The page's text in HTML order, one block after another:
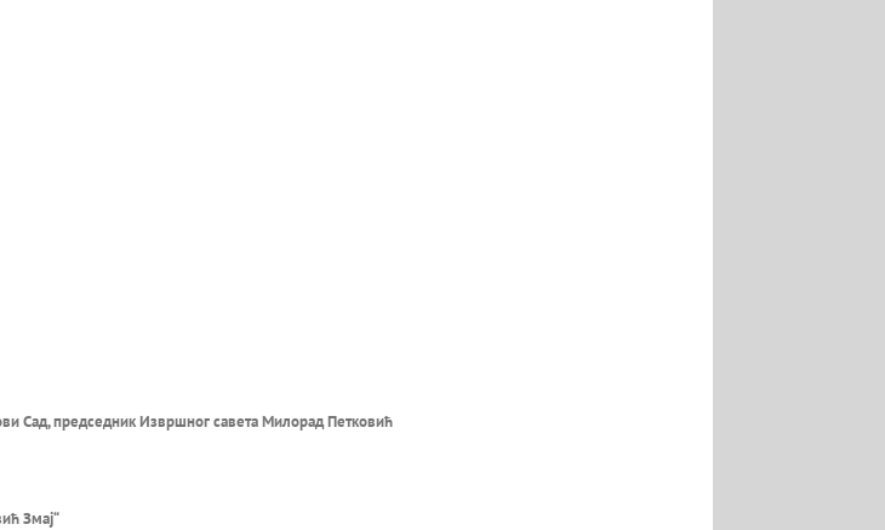
Сад, председник Извршног савета Милорад Петковић
Змај“